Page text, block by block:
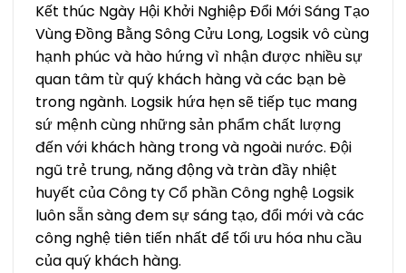
Kết thúc Ngày Hội Khởi Nghiệp Đổi Mới Sáng Tạo
Vùng Đồng Bằng Sông Cửu Long, Logsik vô cùng
hạnh phúc và hào hứng vì nhận được nhiều sự
quan tâm từ quý khách hàng và các bạn bè
trong ngành. Logsik hứa hẹn sẽ tiếp tục mang
sứ mệnh cùng những sản phẩm chất lượng
đến với khách hàng trong và ngoài nước. Đội
ngũ trẻ trung, năng động và tràn đầy nhiệt
huyết của Công ty Cổ phần Công nghệ Logsik
luôn sẵn sàng đem sự sáng tạo, đổi mới và các
công nghệ tiên tiến nhất để tối ưu hóa nhu cầu
của quý khách hàng.